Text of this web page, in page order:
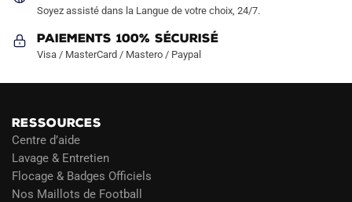
Soyez assisté dans la Langue de votre choix, 24/7.
Paiements 100% Sécurisé
Visa / MasterCard / Mastero / Paypal
RESSOURCES
Centre d’aide
Lavage & Entretien
Flocage & Badges Officiels
Nos Maillots de Football